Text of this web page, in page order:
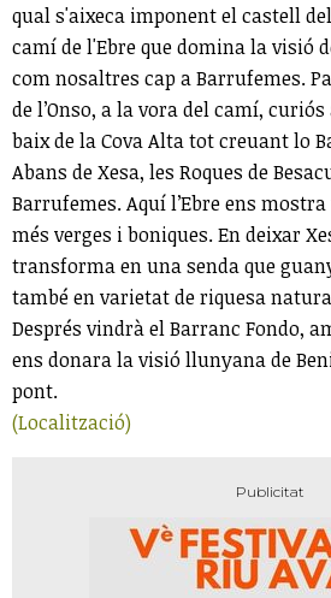
qual s'aixeca imponent el castell
camí de l'Ebre que domina la visió
com nosaltres cap a Barrufemes.
de l’Onso, a la vora del camí,
baix de la Cova Alta tot creuant lo
Abans de Xesa, les Roques de
Barrufemes. Aquí l’Ebre ens
més verges i boniques. En deixar
transforma en una senda que
també en varietat de riquesa
Després vindrà el Barranc Fondo,
ens donara la visió llunyana de
pont.
(Localització)